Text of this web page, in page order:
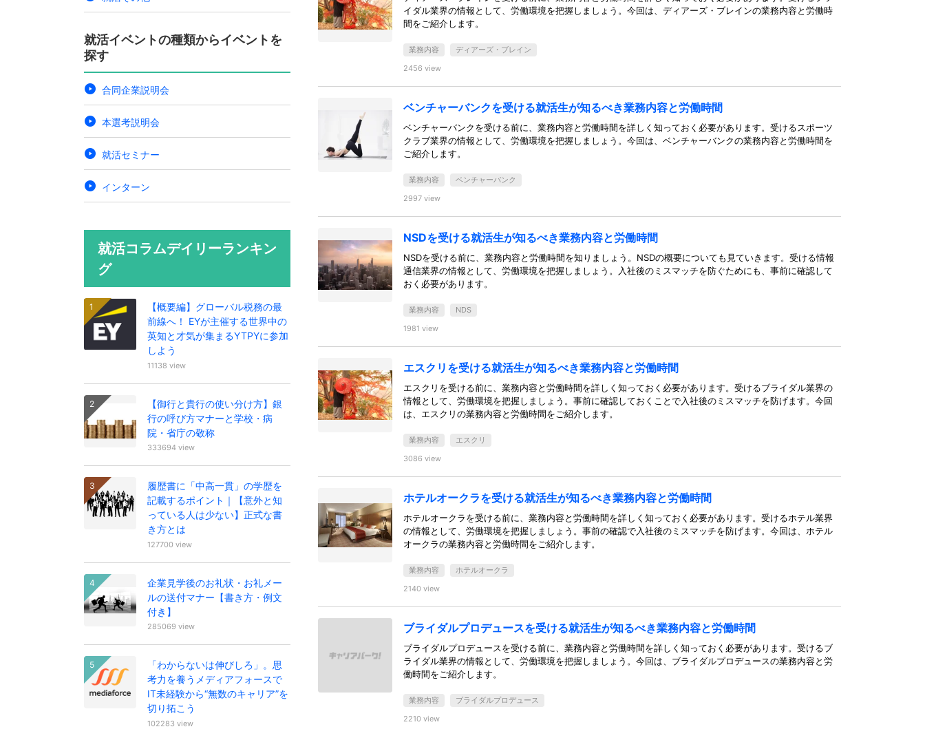
就活イベントの種類からイベントを
探す
合同企業説明会
本選考説明会
就活セミナー
インターン
就活コラムデイリーランキン
グ
【概要編】グローバル税務の最
前線へ！ EYが主催する世界中の
英知と才気が集まるYTPYに参加
しよう
11138 view
【御行と貴行の使い分け方】銀
行の呼び方マナーと学校・病
院・省庁の敬称
333694 view
履歴書に「中高一貫」の学歴を
記載するポイント｜【意外と知
っている人は少ない】正式な書
き方とは
127700 view
企業見学後のお礼状・お礼メー
ルの送付マナー【書き方・例文
付き】
285069 view
「わからないは伸びしろ」。思
考力を養うメディアフォースで
IT未経験から“無数のキャリア”を
切り拓こう
102283 view
イダル業界の情報として、労働環境を把握しましょう。今回は、ディアーズ・ブレインの業務内容と労働時
間をご紹介します。
業務内容
ディアーズ・ブレイン
2456 view
ベンチャーバンクを受ける就活生が知るべき業務内容と労働時間
ベンチャーバンクを受ける前に、業務内容と労働時間を詳しく知っておく必要があります。受けるスポーツ
クラブ業界の情報として、労働環境を把握しましょう。今回は、ベンチャーバンクの業務内容と労働時間を
ご紹介します。
業務内容
ベンチャーバンク
2997 view
NSDを受ける就活生が知るべき業務内容と労働時間
NSDを受ける前に、業務内容と労働時間を知りましょう。NSDの概要についても見ていきます。受ける情報
通信業界の情報として、労働環境を把握しましょう。入社後のミスマッチを防ぐためにも、事前に確認して
おく必要があります。
業務内容
NDS
1981 view
エスクリを受ける就活生が知るべき業務内容と労働時間
エスクリを受ける前に、業務内容と労働時間を詳しく知っておく必要があります。受けるブライダル業界の
情報として、労働環境を把握しましょう。事前に確認しておくことで入社後のミスマッチを防げます。今回
は、エスクリの業務内容と労働時間をご紹介します。
業務内容
エスクリ
3086 view
ホテルオークラを受ける就活生が知るべき業務内容と労働時間
ホテルオークラを受ける前に、業務内容と労働時間を詳しく知っておく必要があります。受けるホテル業界
の情報として、労働環境を把握しましょう。事前の確認で入社後のミスマッチを防げます。今回は、ホテル
オークラの業務内容と労働時間をご紹介します。
業務内容
ホテルオークラ
2140 view
ブライダルプロデュースを受ける就活生が知るべき業務内容と労働時間
ブライダルプロデュースを受ける前に、業務内容と労働時間を詳しく知っておく必要があります。受けるブ
ライダル業界の情報として、労働環境を把握しましょう。今回は、ブライダルプロデュースの業務内容と労
働時間をご紹介します。
業務内容
ブライダルプロデュース
2210 view